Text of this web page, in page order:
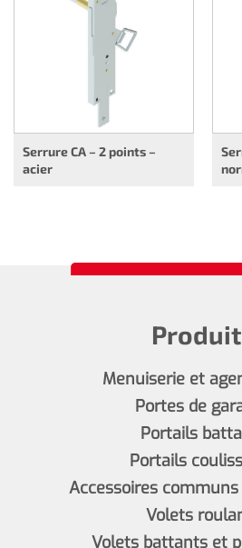
Serrure CA – 2 points –
acier
Menuiserie et
Portes de
Portails
Portails
Accessoires
Volets
Volets battants et